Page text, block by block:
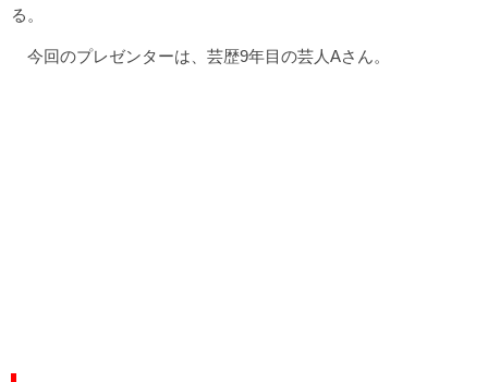
る。
今回のプレゼンターは、芸歴9年目の芸人Aさん。